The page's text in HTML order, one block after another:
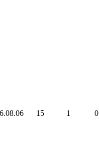
15 1 0